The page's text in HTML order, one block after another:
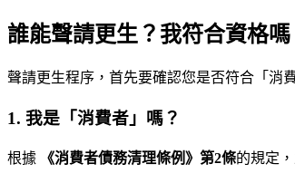
誰能聲請更生？我符合資格嗎
聲請更生程序，首先要確認您是否符合「消
1. 我是「消費者」嗎？
根據 《消費者債務清理條例》第2條的規定